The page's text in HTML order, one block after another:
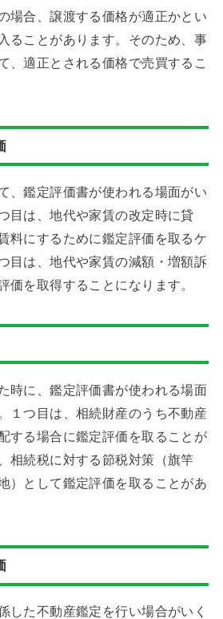
場合、譲渡する価格が適正かとい
ることがあります。そのため、事
、適正とされる価格で売買するこ
、鑑定評価書が使われる場面がい
目は、地代や家賃の改定時に貸
料にするために鑑定評価を取るケ
目は、地代や家賃の減額・増額訴
価を取得することになります。
時に、鑑定評価書が使われる場面
１つ目は、相続財産のうち不動産
する場合に鑑定評価を取ることが
相続税に対する節税対策（旗竿
）として鑑定評価を取ることがあ
した不動産鑑定を行い場合がいく